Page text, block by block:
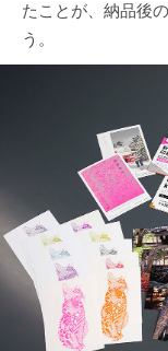
たことが、納品後
う。